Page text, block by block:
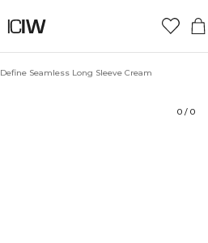
Define Seamless Long Sleeve Cream
0 / 0